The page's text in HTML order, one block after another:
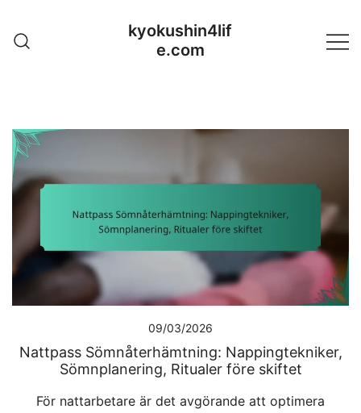
content
kyokushin4lif
e.com
09/03/2026
Nattpass Sömnåterhämtning: Nappingtekniker,
Sömnplanering, Ritualer före skiftet
För nattarbetare är det avgörande att optimera